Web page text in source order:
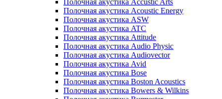
Полочная акустика Accustic Arts
Полочная акустика Acoustic Energy
Полочная акустика ASW
Полочная акустика ATC
Полочная акустика Attitude
Полочная акустика Audio Physic
Полочная акустика Audiovector
Полочная акустика Avid
Полочная акустика Bose
Полочная акустика Boston Acoustics
Полочная акустика Bowers & Wilkins